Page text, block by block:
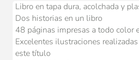
Libro en tapa dura, acolchada y
Dos historias en un libro
48 páginas impresas a todo color
Excelentes ilustraciones
este título